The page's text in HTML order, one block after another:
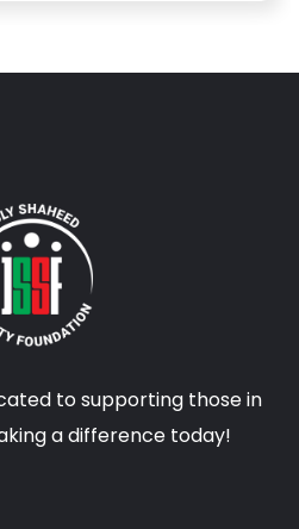
to supporting those in
a difference today!